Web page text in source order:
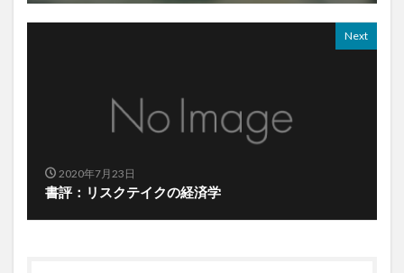
Next
2020年7月23日
書評：リスクテイクの経済学